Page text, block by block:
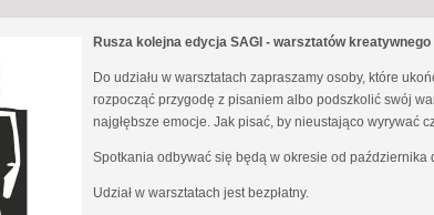
Rusza kolejna edycja SAGI - warsztatów
Do udziału w warsztatach zapraszamy osoby, które
rozpocząć przygodę z pisaniem albo podszkolić swój
najgłębsze emocje. Jak pisać, by nieustająco wyrywać
Spotkania odbywać się będą w okresie od października
Udział w warsztatach jest bezpłatny.